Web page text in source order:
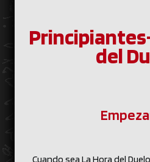
del
Cuando sea La Hora del